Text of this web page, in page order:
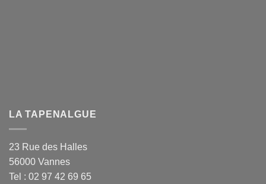
LA TAPENALGUE
23 Rue des Halles
56000 Vannes
Tel : 02 97 42 69 65